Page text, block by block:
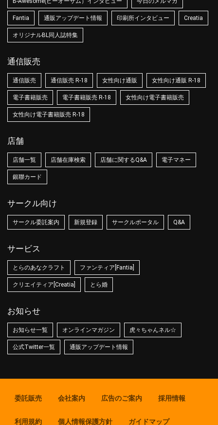
Fantia 通販アップデート情報 印刷所インタビュー Creatia
オリジナルBL同人誌特集
通信販売
通信販売 通信販売 R-18 女性向け通販 女性向け通販 R-18
電子書籍販売 電子書籍販売 R-18 女性向け電子書籍販売
女性向け電子書籍販売 R-18
店舗
店舗一覧 店舗在庫検索 店舗に関するQ&A 電子マネー
銀聯カード
サークル向け
サークル委託案内 新規登録 サークルポータル Q&A
サービス
とらのあなクラフト ファンティア[Fantia]
クリエイティア[Creatia] とら婚
お知らせ
お知らせ一覧 オンラインマガジン 虎々ちゃんネル☆
公式Twitter一覧 通販アップデート情報
委託販売 会社案内 広告のご案内 採用情報
利用規約 個人情報保護方針 ガイドマップ